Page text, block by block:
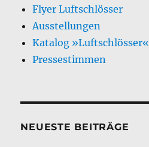
Flyer Luftschlösser
Ausstellungen
Katalog »Luftschlösser«
Pressestimmen
NEUESTE BEITRÄGE